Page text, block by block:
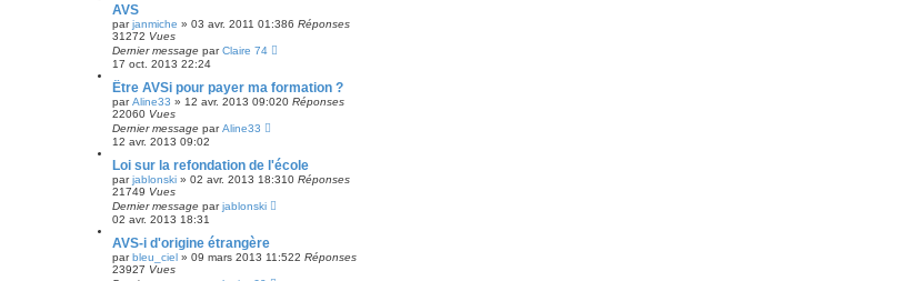
AVS
parjanmiche » 03 avr. 2011 01:386 Réponses
31272 Vues
Dernier message parClaire 74
17 oct. 2013 22:24
Être AVSi pour payer ma formation ?
parAline33 » 12 avr. 2013 09:020 Réponses
22060 Vues
Dernier message parAline33
12 avr. 2013 09:02
Loi sur la refondation de l'école
parjablonski » 02 avr. 2013 18:310 Réponses
21749 Vues
Dernier message parjablonski
02 avr. 2013 18:31
AVS-i d'origine étrangère
parbleu_ciel » 09 mars 2013 11:522 Réponses
23927 Vues